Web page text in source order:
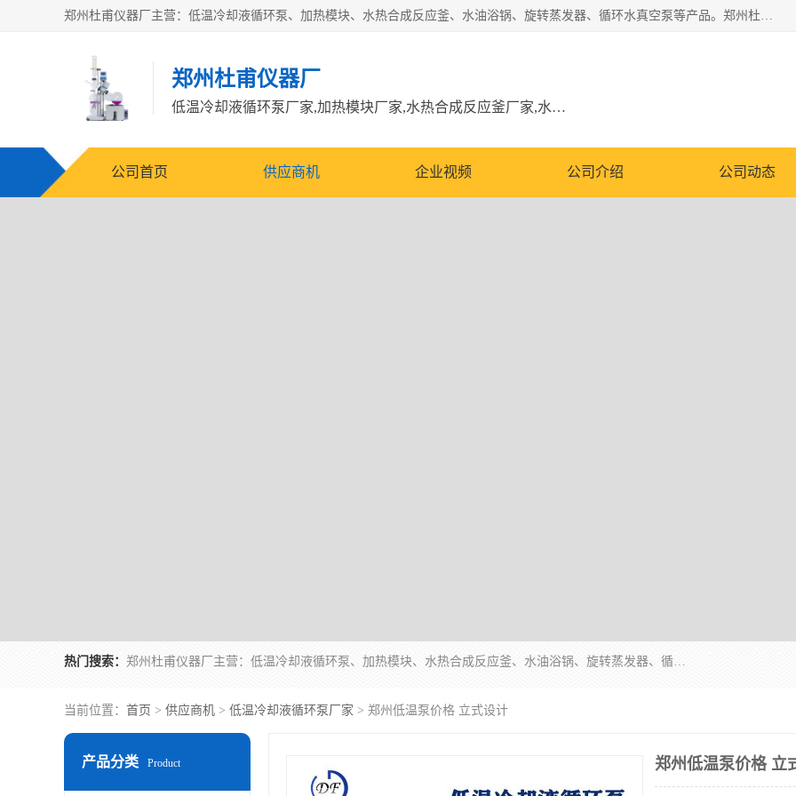
郑州杜甫仪器厂主营：低温冷却液循环泵、加热模块、水热合成反应釜、水油浴锅、旋转蒸发器、循环水真空泵等产品。郑州杜甫仪器厂在众多的教学仪器行业中依靠科技力量扬长避短、迅速发展，成为国家教委*生产教学仪器的厂家，产品具有国内良好水平，主导产品通过ISO9002质量认证。
郑州杜甫仪器厂
低温冷却液循环泵厂家,加热模块厂家,水热合成反应釜厂家,水油浴锅厂家,旋转蒸发器厂家
公司首页 供应商机 企业视频 公司介绍 公司动态
热门搜索： 郑州杜甫仪器厂主营：低温冷却液循环泵、加热模块、水热合成反应釜、水油浴锅、旋转蒸发器、循环水真空泵等产品。郑州杜甫仪器厂在众多的教学仪器行业中依靠科技力量扬长避短、迅速发展，成为国家教委*生产教学仪器的厂家，产品具有国内良好水平，主导产品通过ISO9002质量认证。
当前位置： 首页 > 供应商机 > 低温冷却液循环泵厂家 > 郑州低温泵价格 立式设计
产品分类 Product 郑州低温泵价格 立